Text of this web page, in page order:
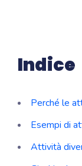
Indice
Perché le
Esempi di
Attività